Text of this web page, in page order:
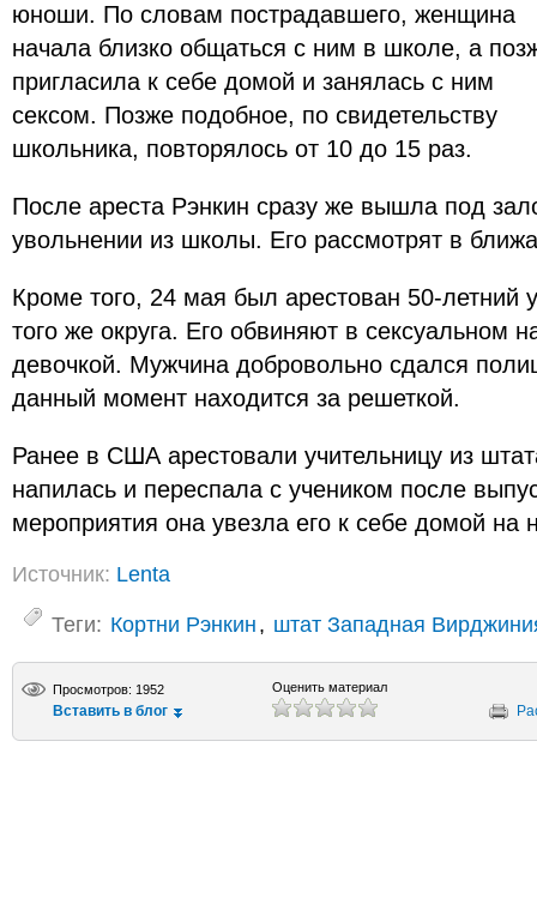
юноши. По словам пострадавшего, женщина
начала близко общаться с ним в школе, а
пригласила к себе домой и занялась с ним
сексом. Позже подобное, по свидетельству
школьника, повторялось от 10 до 15 раз.
После ареста Рэнкин сразу же вышла под
увольнении из школы. Его рассмотрят в
Кроме того, 24 мая был арестован 50-летний
того же округа. Его обвиняют в сексуальном
девочкой. Мужчина добровольно сдался
данный момент находится за решеткой.
Ранее в США арестовали учительницу из
напилась и переспала с учеником после
мероприятия она увезла его к себе домой на
Источник: Lenta
Теги: Кортни Рэнкин, штат Западная
Просмотров: 1952
Вставить в блог
Оценить материал